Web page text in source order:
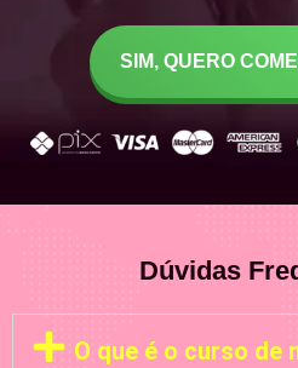
SIM, QUERO
Dúvidas
O que é o curso de